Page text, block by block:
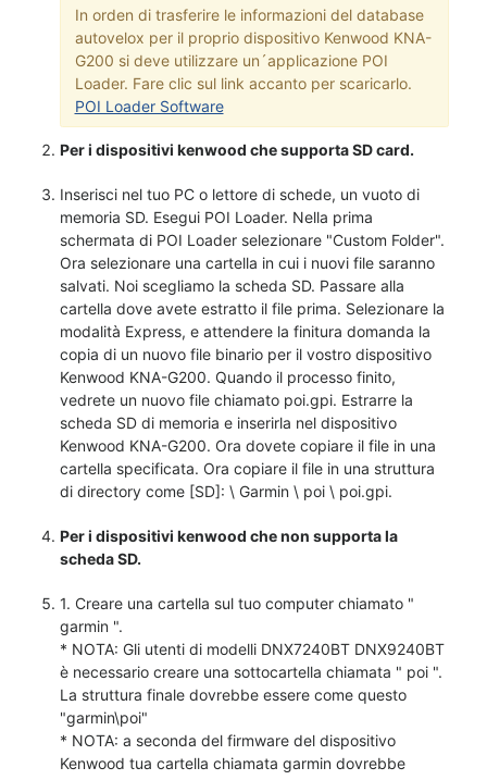
In orden di trasferire le informazioni del database
autovelox per il proprio dispositivo Kenwood KNA-
G200 si deve utilizzare un´applicazione POI
Loader. Fare clic sul link accanto per scaricarlo.
POI Loader Software
Per i dispositivi kenwood che supporta SD card.
Inserisci nel tuo PC o lettore di schede, un vuoto di
memoria SD. Esegui POI Loader. Nella prima
schermata di POI Loader selezionare "Custom Folder".
Ora selezionare una cartella in cui i nuovi file saranno
salvati. Noi scegliamo la scheda SD. Passare alla
cartella dove avete estratto il file prima. Selezionare la
modalità Express, e attendere la finitura domanda la
copia di un nuovo file binario per il vostro dispositivo
Kenwood KNA-G200. Quando il processo finito,
vedrete un nuovo file chiamato poi.gpi. Estrarre la
scheda SD di memoria e inserirla nel dispositivo
Kenwood KNA-G200. Ora dovete copiare il file in una
cartella specificata. Ora copiare il file in una struttura
di directory come [SD]: \ Garmin \ poi \ poi.gpi.
Per i dispositivi kenwood che non supporta la
scheda SD.
1. Creare una cartella sul tuo computer chiamato "
garmin ".
* NOTA: Gli utenti di modelli DNX7240BT DNX9240BT
è necessario creare una sottocartella chiamata " poi ".
La struttura finale dovrebbe essere come questo
"garmin\poi"
* NOTA: a seconda del firmware del dispositivo
Kenwood tua cartella chiamata garmin dovrebbe